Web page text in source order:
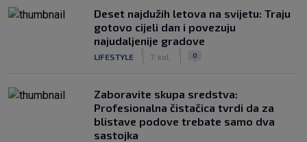
Deset najdužih letova na svijetu: Traju
gotovo cijeli dan i povezuju
najudaljenije gradove
LIFESTYLE 7. kol. 0
Zaboravite skupa sredstva:
Profesionalna čistačica tvrdi da za
blistave podove trebate samo dva
sastojka